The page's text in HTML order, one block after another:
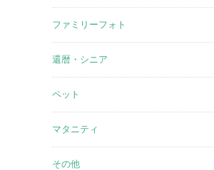
ファミリーフォト
還暦・シニア
ペット
マタニティ
その他